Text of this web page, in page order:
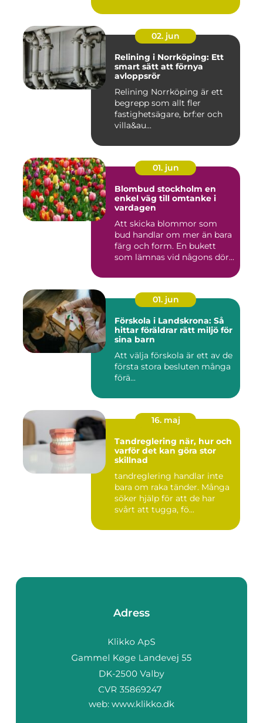
02. jun
Relining i Norrköping: Ett
smart sätt att förnya
avloppsrör
Relining Norrköping är ett
begrepp som allt fler
fastighetsägare, brf:er och
villa&au...
01. jun
Blombud stockholm en
enkel väg till omtanke i
vardagen
Att skicka blommor som
bud handlar om mer än bara
färg och form. En bukett
som lämnas vid någons dör...
01. jun
Förskola i Landskrona: Så
hittar föräldrar rätt miljö för
sina barn
Att välja förskola är ett av de
första stora besluten många
förä...
16. maj
Tandreglering när, hur och
varför det kan göra stor
skillnad
tandreglering handlar inte
bara om raka tänder. Många
söker hjälp för att de har
svårt att tugga, fö...
Adress
web: www.klikko.dk